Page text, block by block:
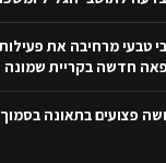
טבעי מרחיבה את
חדשה בקריית שמונה
פצועים בתאונה בסמוך